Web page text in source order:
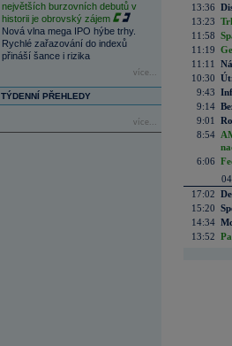
největších burzovních debutů v
historii je obrovský zájem
Nová vlna mega IPO hýbe trhy.
Rychlé zařazování do indexů
přináší šance i rizika
více...
TÝDENNÍ PŘEHLEDY
více...
13:36
13:23
11:58
11:19
11:11
10:30
9:43
9:14
9:01
8:54
6:06
17:02
15:20
14:34
13:52